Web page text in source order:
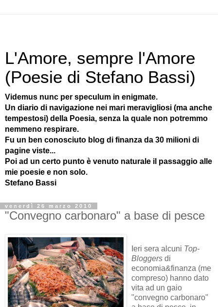
L'Amore, sempre l'Amore
(Poesie di Stefano Bassi)
Videmus nunc per speculum in enigmate.
Un diario di navigazione nei mari meravigliosi (ma anche
tempestosi) della Poesia, senza la quale non potremmo
nemmeno respirare.
Fu un ben conosciuto blog di finanza da 30 milioni di
pagine viste...
Poi ad un certo punto è venuto naturale il passaggio alle
mie poesie e non solo.
Stefano Bassi
venerdì 26 marzo 2010
"Convegno carbonaro" a base di pesce
Ieri sera alcuni Top-
Bloggers di
economia&finanza (me
compreso) hanno dato
vita ad un gaio
"convegno carbonaro"